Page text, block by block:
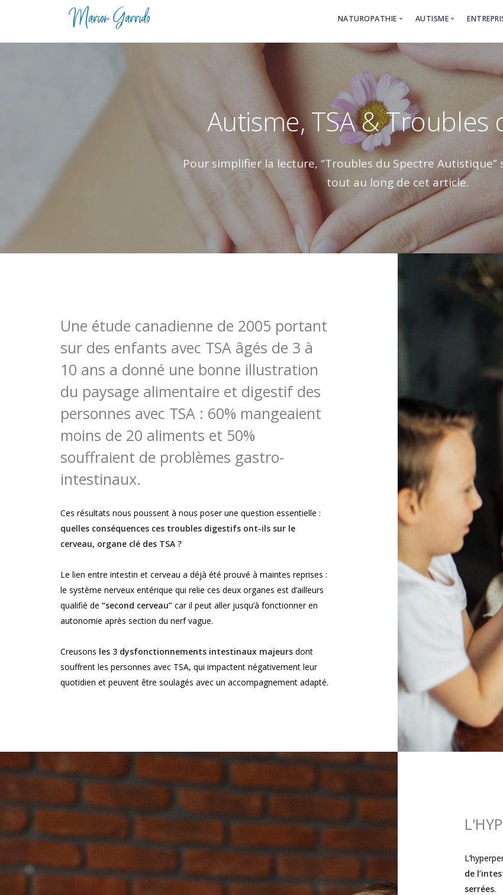
NATUROPATHIE
Pour qui, pourquoi ?
Tout sur l’accompagnement –
Tarifs & RDV : Naturopathie
AUTISME
Tout sur
Tarifs & RDV :
Autisme, TSA & Troubles
Pour simplifier la lecture, “Troubles du Spectre Autistique”
tout au long de cet article.
Une étude canadienne de 2005 portant
sur des enfants avec TSA âgés de 3 à
10 ans a donné une bonne illustration
du paysage alimentaire et digestif des
personnes avec TSA : 60% mangeaient
moins de 20 aliments et 50%
souffraient de problèmes gastro-
intestinaux.
Ces résultats nous poussent à nous poser une question essentielle :
quelles conséquences ces troubles digestifs ont-ils sur le
cerveau, organe clé des TSA ?
Le lien entre intestin et cerveau a déjà été prouvé à maintes reprises :
le système nerveux entérique qui relie ces deux organes est d’ailleurs
qualifié de “second cerveau” car il peut aller jusqu’à fonctionner en
autonomie après section du nerf vague.
Creusons les 3 dysfonctionnements intestinaux majeurs dont
souffrent les personnes avec TSA, qui impactent négativement leur
quotidien et peuvent être soulagés avec un accompagnement adapté.
de
serrées.